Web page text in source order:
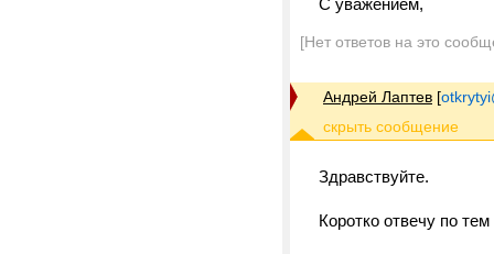
С уважением,
[Нет ответов на это
Андрей Лаптев [
Здравствуйте.
Коротко отвечу по